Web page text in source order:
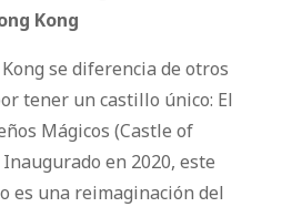
Kong
se diferencia de otros
tener un castillo único: El
Mágicos (Castle of
en 2020, este
es una reimaginación del